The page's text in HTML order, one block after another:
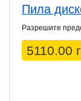
Пила
Разрешите
5110.00